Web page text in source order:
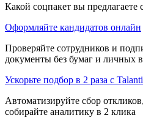
Какой соцпакет вы
Оформляйте кандидатов онлайн
Проверяйте сотрудников и
документы без бумаг и личных
Ускорьте подбор в 2 раза с
Автоматизируйте сбор
собирайте аналитику в 2 клика